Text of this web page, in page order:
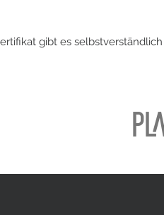
gibt es